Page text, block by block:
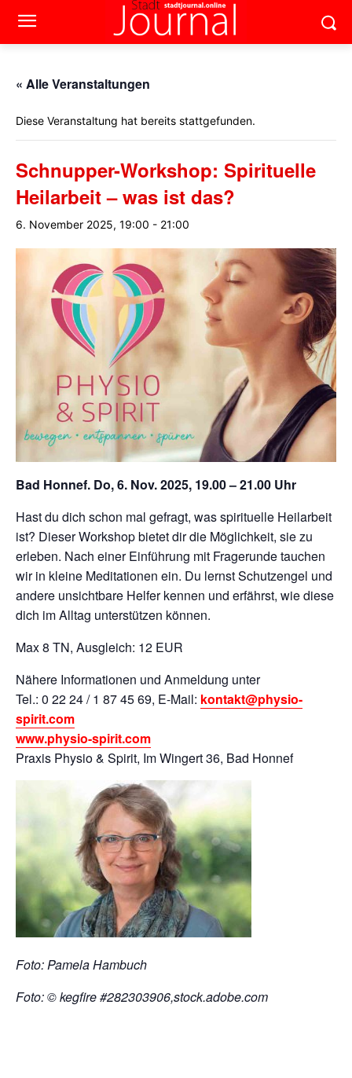
« Alle Veranstaltungen
Diese Veranstaltung hat bereits stattgefunden.
Schnupper-Workshop: Spirituelle
Heilarbeit – was ist das?
6. November 2025, 19:00 - 21:00
Bad Honnef. Do, 6. Nov. 2025, 19.00 – 21.00 Uhr
Hast du dich schon mal gefragt, was spirituelle Heilarbeit
ist? Dieser Workshop bietet dir die Möglichkeit, sie zu
erleben. Nach einer Einführung mit Fragerunde tauchen
wir in kleine Meditationen ein. Du lernst Schutzengel und
andere unsichtbare Helfer kennen und erfährst, wie diese
dich im Alltag unterstützen können.
Max 8 TN, Ausgleich: 12 EUR
Nähere Informationen und Anmeldung unter
Tel.: 0 22 24 / 1 87 45 69, E-Mail: kontakt@physio-
spirit.com
www.physio-spirit.com
Praxis Physio & Spirit, Im Wingert 36, Bad Honnef
Foto: Pamela Hambuch
Foto: © kegfire #282303906,stock.adobe.com